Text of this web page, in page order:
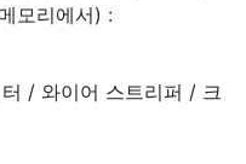
모리에서) :
/ 와이어 스트리퍼 / 크